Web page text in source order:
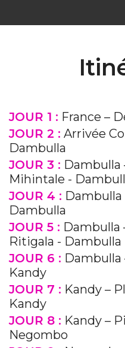
JOUR 1 : France –
JOUR 2 : Arrivée
Dambulla
JOUR 3 : Dambulla
Mihintale -
JOUR 4 : Dambulla
Dambulla
JOUR 5 : Dambulla
Ritigala - Dambulla
JOUR 6 : Dambulla
Kandy
JOUR 7 : Kandy –
Kandy
JOUR 8 : Kandy –
Negombo